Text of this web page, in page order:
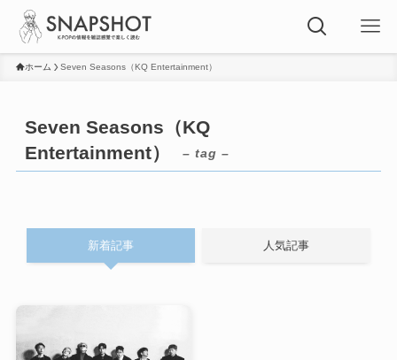
ホーム Seven Seasons（KQ Entertainment）
Seven Seasons（KQ
Entertainment）
– tag –
新着記事 人気記事